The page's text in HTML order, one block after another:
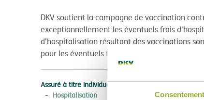
Consentement
DKV soutient la campagne de vaccination
exceptionnellement les éventuels frais
d'hospitalisation résultant des vaccinations
pour les éventuels frais d'hospitalisation suite
Assuré à titre individuel
Hospitalisation